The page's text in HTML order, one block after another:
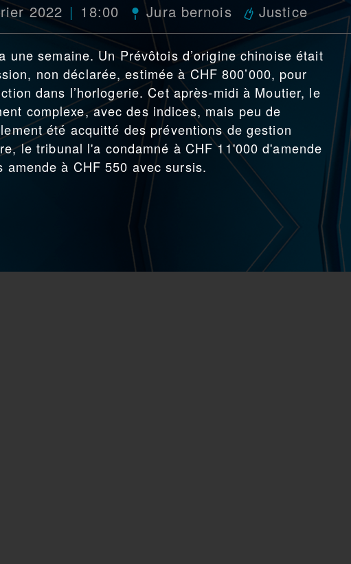
2022 18:00 Jura bernois Justice
semaine. Un Prévôtois d’origine chinoise était
non déclarée, estimée à CHF 800’000, pour
dans l’horlogerie. Cet après-midi à Moutier, le
complexe, avec des indices, mais peu de
été acquitté des préventions de gestion
le tribunal l'a condamné à CHF 11'000 d'amende
amende à CHF 550 avec sursis.